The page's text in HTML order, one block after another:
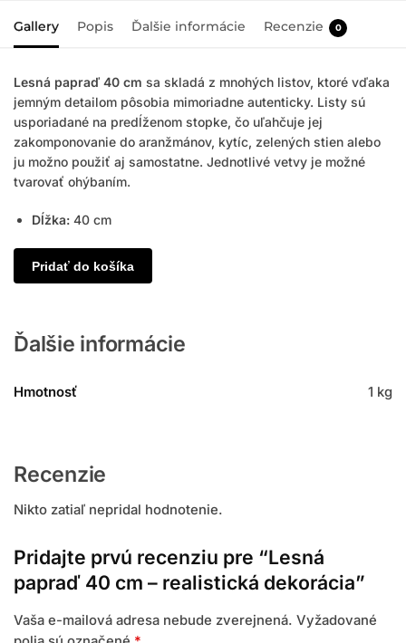
Gallery Popis Ďalšie informácie Recenzie 0
Lesná papraď 40 cm sa skladá z mnohých listov, ktoré vďaka
jemným detailom pôsobia mimoriadne autenticky. Listy sú
usporiadané na predĺženom stopke, čo uľahčuje jej
zakomponovanie do aranžmánov, kytíc, zelených stien alebo
ju možno použiť aj samostatne. Jednotlivé vetvy je možné
tvarovať ohýbaním.
Dĺžka: 40 cm
Pridať do košíka
Ďalšie informácie
Hmotnosť 1 kg
Recenzie
Nikto zatiaľ nepridal hodnotenie.
Pridajte prvú recenziu pre “Lesná
papraď 40 cm – realistická dekorácia”
Vaša e-mailová adresa nebude zverejnená. Vyžadované